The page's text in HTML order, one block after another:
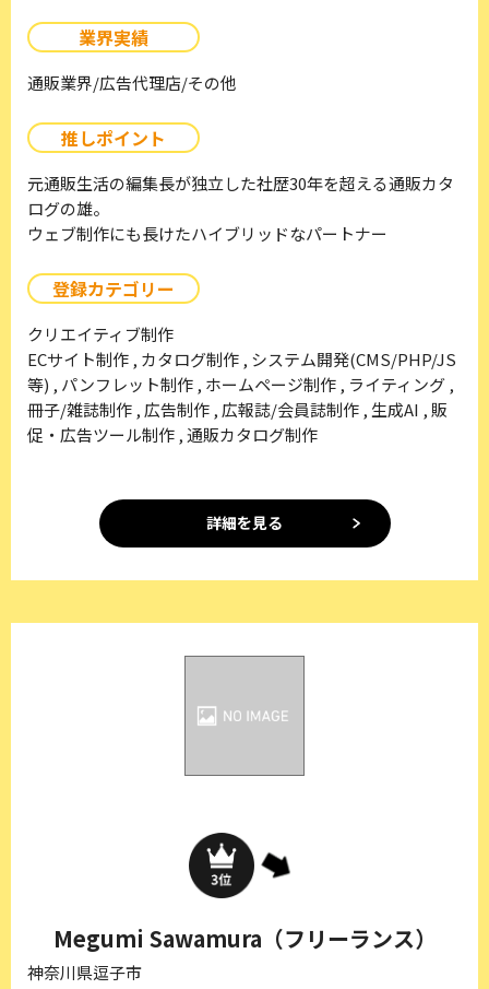
業界実績
通販業界/広告代理店/その他
推しポイント
元通販生活の編集長が独立した社歴30年を超える通販カタ
ログの雄。
ウェブ制作にも長けたハイブリッドなパートナー
登録カテゴリー
クリエイティブ制作
ECサイト制作 , カタログ制作 , システム開発(CMS/PHP/JS
等) , パンフレット制作 , ホームページ制作 , ライティング ,
冊子/雑誌制作 , 広告制作 , 広報誌/会員誌制作 , 生成AI , 販
促・広告ツール制作 , 通販カタログ制作
詳細を見る
Megumi Sawamura（フリーランス）
神奈川県逗子市